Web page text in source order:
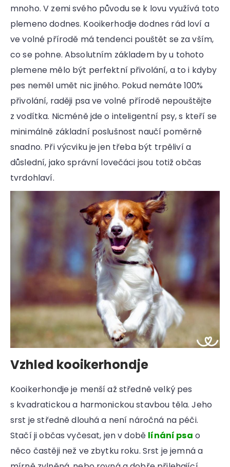
mnoho. V zemi svého původu se k lovu využívá toto
plemeno dodnes. Kooikerhodje dodnes rád loví a
ve volné přírodě má tendenci pouštět se za vším,
co se pohne. Absolutním základem by u tohoto
plemene mělo být perfektní přivolání, a to i kdyby
pes neměl umět nic jiného. Pokud nemáte 100%
přivolání, raději psa ve volné přírodě nepouštějte
z vodítka. Nicméně jde o inteligentní psy, s kteří se
minimálně základní poslušnost naučí poměrně
snadno. Při výcviku je jen třeba být trpěliví a
důslední, jako správní lovečáci jsou totiž občas
tvrdohlaví.
Vzhled kooikerhondje
Kooikerhondje je menší až středně velký pes
s kvadratickou a harmonickou stavbou těla. Jeho
srst je středně dlouhá a není náročná na péči.
Stačí ji občas vyčesat, jen v době línání psa o
něco častěji než ve zbytku roku. Srst je jemná a